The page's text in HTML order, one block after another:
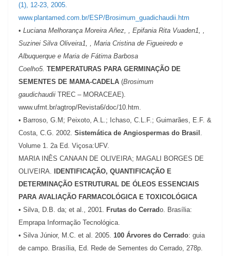
(1), 12-23, 2005.
www.plantamed.com.br/ESP/Brosimum_guadichaudii.htm
• Luciana Melhorança Moreira Añez, , Epifania Rita Vuaden1, ,
Suzinei Silva Oliveira1, , Maria Cristina de Figueiredo e
Albuquerque e Maria de Fátima Barbosa
Coelho5. TEMPERATURAS PARA GERMINAÇÃO DE
SEMENTES DE MAMA-CADELA (Brosimum
gaudichaudii TREC – MORACEAE).
www.ufmt.br/agtrop/Revista6/doc/10.htm.
• Barroso, G.M; Peixoto, A.L.; Ichaso, C.L.F.; Guimarães, E.F. &
Costa, C.G. 2002. Sistemática de Angiospermas do Brasil
Volume 1. 2a Ed. Viçosa:UFV.
MARIA INÊS CANAAN DE OLIVEIRA; MAGALI BORGES DE
OLIVEIRA. IDENTIFICAÇÃO, QUANTIFICAÇÃO E
DETERMINAÇÃO ESTRUTURAL DE ÓLEOS ESSENCIAIS
PARA AVALIAÇÃO FARMACOLÓGICA E TOXICOLÓGICA
• Silva, D.B. da; et al., 2001. Frutas do Cerrado. Brasília:
Emprapa Informação Tecnológica.
• Silva Júnior, M.C. et al. 2005. 100 Árvores do Cerrado: guia
de campo. Brasília, Ed. Rede de Sementes do Cerrado, 278p.